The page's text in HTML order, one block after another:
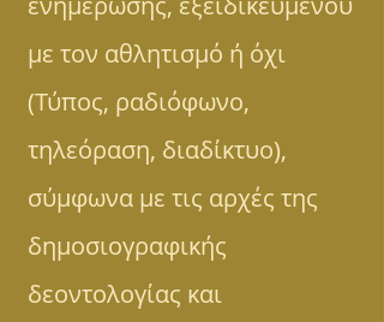
με τον αθλητισμό ή όχι
(Τύπος, ραδιόφωνο,
τηλεόραση, διαδίκτυο),
σύμφωνα με τις αρχές της
δημοσιογραφικής
δεοντολογίας και